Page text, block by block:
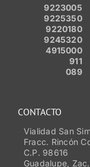
9223005
9225350
9220180
9245320
4915000
911
089
CONTACTO
Vialidad San
Fracc. Rincón
C.P. 98616
Guadalupe, Zac.